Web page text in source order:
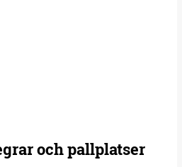
och pallplatser